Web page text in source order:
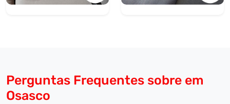
Perguntas Frequentes sobre em
Osasco